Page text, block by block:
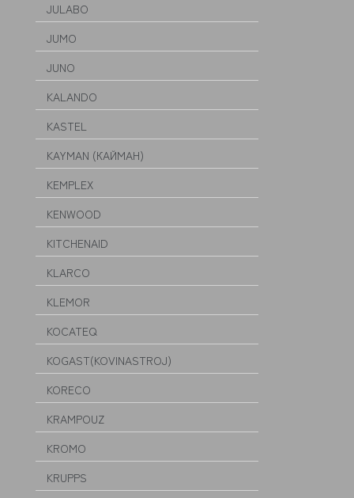
JULABO
JUMO
JUNO
KALANDO
KASTEL
KAYMAN (КАЙМАН)
KEMPLEX
KENWOOD
KITCHENAID
KLARCO
KLEMOR
KOCATEQ
KOGAST(KOVINASTROJ)
KORECO
KRAMPOUZ
KROMO
KRUPPS